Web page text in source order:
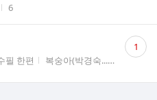
조회수
6
필 한편 작성자
복숭아(박경숙... 작성시간
21.07.26
댓
글 1